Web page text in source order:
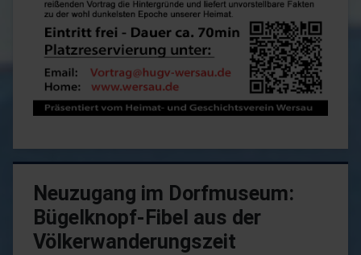
Neuzugang im Dorfmuseum:
Bügelknopf-Fibel aus der
Völkerwanderungszeit